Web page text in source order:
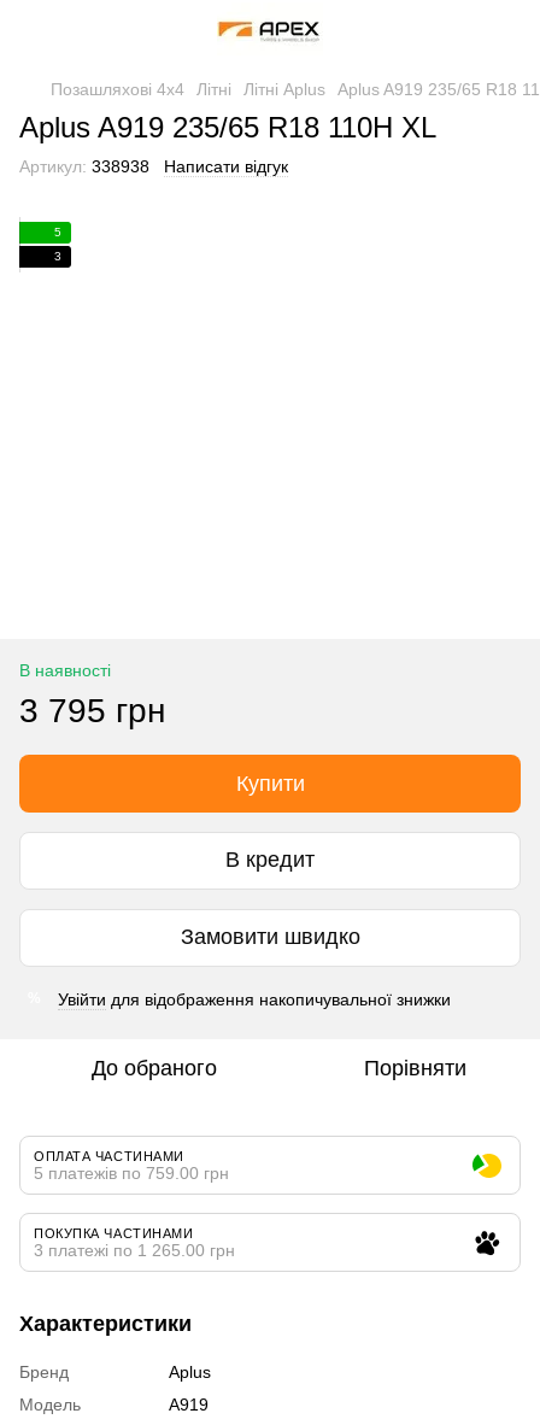
Позашляхові 4х4 Літні Літні Aplus Aplus A919 235/65 R18
Aplus A919 235/65 R18 110H XL
Артикул: 338938 Написати відгук
5
3
В наявності
3 795 грн
Купити
В кредит
Замовити швидко
Увійти для відображення накопичувальної знижки
До обраного Порівняти
ОПЛАТА ЧАСТИНАМИ
5 платежів по 759.00 грн
ПОКУПКА ЧАСТИНАМИ
3 платежі по 1 265.00 грн
Характеристики
Бренд
Aplus
Модель
A919